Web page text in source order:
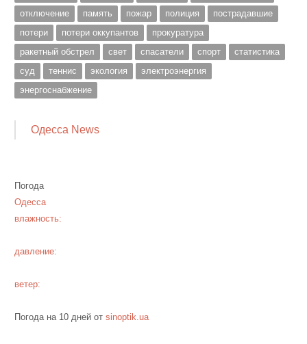
отключение
память пожар полиция
пострадавшие
потери
потери оккупантов
прокуратура
ракетный обстрел
свет спасатели спорт
статистика
суд
теннис экология
электроэнергия
энергоснабжение
Одесса News
Погода
Одесса
влажность:
давление:
ветер:
Погода на 10 дней от sinoptik.ua